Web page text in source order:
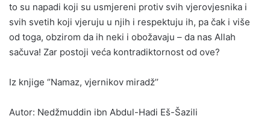
to su napadi koji su usmjereni protiv svih vjerovjesnika i
svih svetih koji vjeruju u njih i respektuju ih, pa čak i više
od toga, obzirom da ih neki i obožavaju – da nas Allah
sačuva! Zar postoji veća kontradiktornost od ove?
Iz knjige ‘’Namaz, vjernikov miradž’’
Autor: Nedžmuddin ibn Abdul-Hadi Eš-Šazili